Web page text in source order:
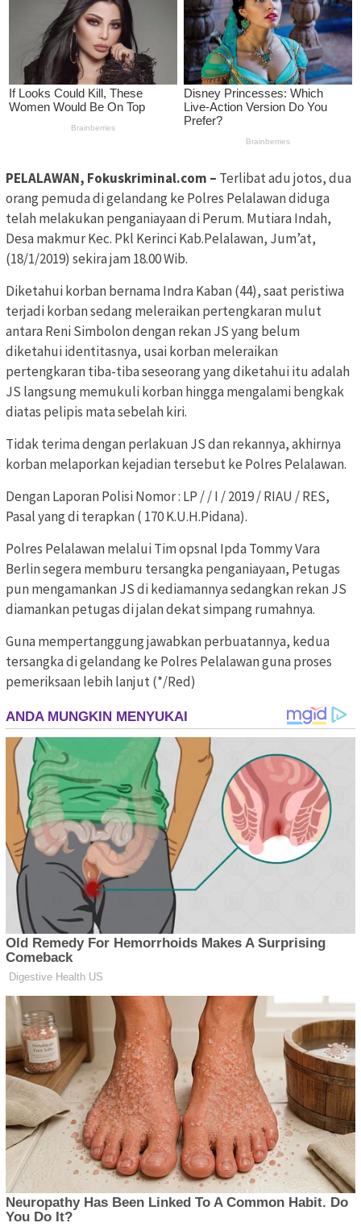
PELALAWAN, Fokuskriminal.com – Terlibat adu jotos, dua
orang pemuda di gelandang ke Polres Pelalawan diduga
telah melakukan penganiayaan di Perum. Mutiara Indah,
Desa makmur Kec. Pkl Kerinci Kab.Pelalawan, Jum’at,
(18/1/2019) sekira jam 18.00 Wib.
Diketahui korban bernama Indra Kaban (44), saat peristiwa
terjadi korban sedang meleraikan pertengkaran mulut
antara Reni Simbolon dengan rekan JS yang belum
diketahui identitasnya, usai korban meleraikan
pertengkaran tiba-tiba seseorang yang diketahui itu adalah
JS langsung memukuli korban hingga mengalami bengkak
diatas pelipis mata sebelah kiri.
Tidak terima dengan perlakuan JS dan rekannya, akhirnya
korban melaporkan kejadian tersebut ke Polres Pelalawan.
Dengan Laporan Polisi Nomor : LP / / I / 2019 / RIAU / RES,
Pasal yang di terapkan ( 170 K.U.H.Pidana).
Polres Pelalawan melalui Tim opsnal Ipda Tommy Vara
Berlin segera memburu tersangka penganiayaan, Petugas
pun mengamankan JS di kediamannya sedangkan rekan JS
diamankan petugas di jalan dekat simpang rumahnya.
Guna mempertanggung jawabkan perbuatannya, kedua
tersangka di gelandang ke Polres Pelalawan guna proses
pemeriksaan lebih lanjut (*/Red)